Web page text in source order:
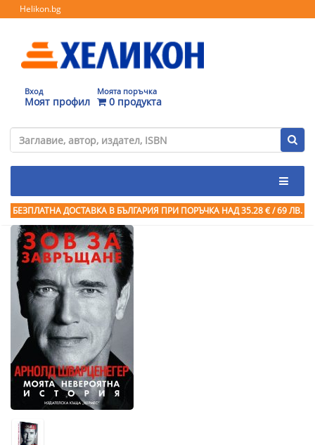
Helikon.bg
Вход
Моят профил
Моята поръчка
0 продукта
БЕЗПЛАТНА ДОСТАВКА В БЪЛГАРИЯ ПРИ ПОРЪЧКА НАД 35.28 € / 69 ЛВ.